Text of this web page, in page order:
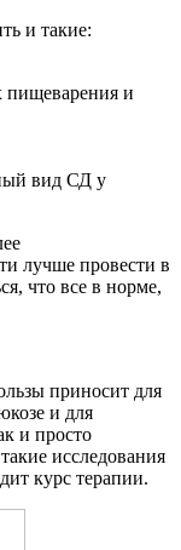
и такие:
пищеварения и
вид СД у
лучше провести в
что все в норме,
приносит для
и для
и просто
исследования
курс терапии.